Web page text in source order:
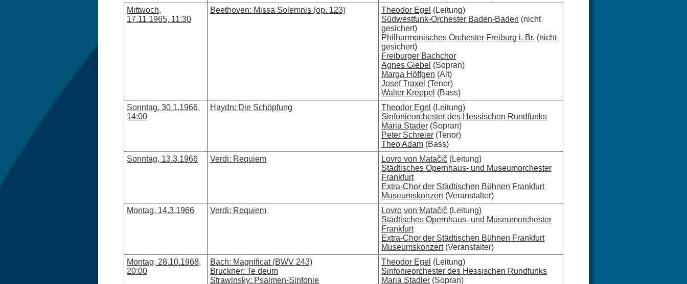
Mittwoch,
17.11.1965, 11:30
Beethoven: Missa Solemnis (op. 123) Theodor Egel (Leitung)
Südwestfunk-Orchester Baden-Baden (nicht
gesichert)
Philharmonisches Orchester Freiburg i. Br. (nicht
gesichert)
Freiburger Bachchor
Agnes Giebel (Sopran)
Marga Höffgen (Alt)
Josef Traxel (Tenor)
Walter Kreppel (Bass)
Sonntag, 30.1.1966,
14:00
Haydn: Die Schöpfung Theodor Egel (Leitung)
Sinfonieorchester des Hessischen Rundfunks
Maria Stader (Sopran)
Peter Schreier (Tenor)
Theo Adam (Bass)
Sonntag, 13.3.1966
Verdi: Requiem Lovro von Matačič (Leitung)
Städtisches Opernhaus- und Museumorchester
Frankfurt
Extra-Chor der Städtischen Bühnen Frankfurt
Museumskonzert(Veranstalter)
Montag, 14.3.1966
Verdi: Requiem Lovro von Matačič (Leitung)
Städtisches Opernhaus- und Museumorchester
Frankfurt
Extra-Chor der Städtischen Bühnen Frankfurt
Museumskonzert(Veranstalter)
Montag, 28.10.1968,
20:00
Bach: Magnificat (BWV 243)
Bruckner: Te deum
Strawinsky: Psalmen-Sinfonie
Theodor Egel (Leitung)
Sinfonieorchester des Hessischen Rundfunks
Maria Stadler (Sopran)